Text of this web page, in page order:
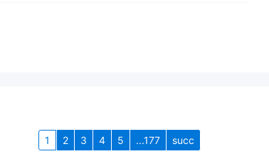
1 2 3 4 5 ...177 succ